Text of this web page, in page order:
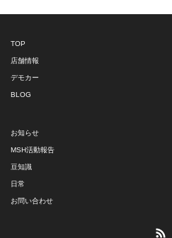
TOP
店舗情報
デモカー
BLOG
お知らせ
MSH活動報告
豆知識
日常
お問い合わせ